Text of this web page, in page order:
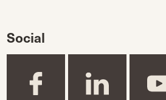
Social